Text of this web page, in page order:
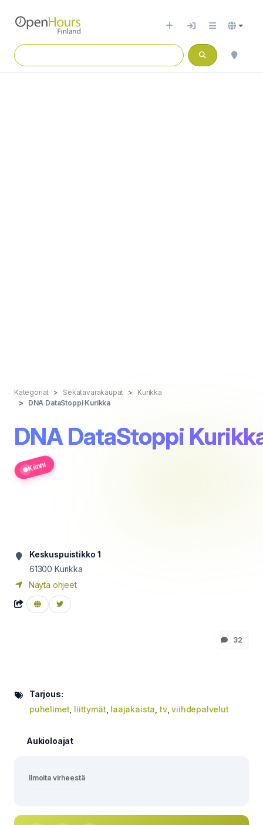
Kategoriat Sekatavarakaupat
Kurikka
DNA DataStoppi Kurikka
DNA DataStoppi
Kiinni
Keskuspuistikko 1
61300 Kurikka
Näytä ohjeet
32
Tarjous:
puhelimet liittymät laajakaista ,tv,viihdepalvelut
Aukioloajat
Ilmoita virheestä